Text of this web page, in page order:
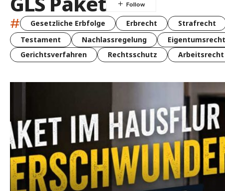
# Gesetzliche Erbfolge Erbrecht Strafrecht
Testament
Nachlassregelung Eigentumsrecht
Gerichtsverfahren
Rechtsschutz Arbeitsrecht